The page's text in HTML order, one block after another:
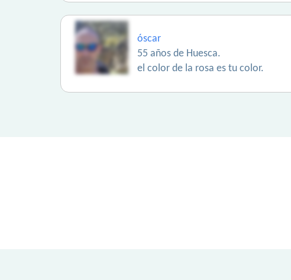
óscar
55 años de Huesca.
el color de la rosa es tu color.